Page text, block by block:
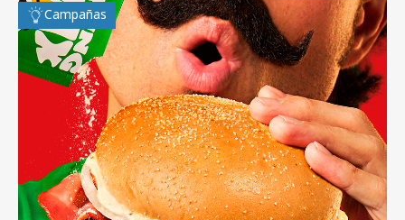
Campañas